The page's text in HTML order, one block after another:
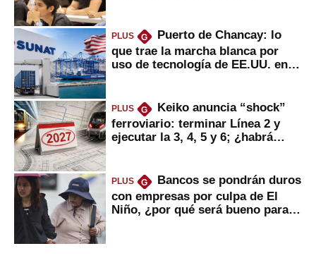
PLUS G
Puerto de Chancay: lo
que trae la marcha blanca por
uso de tecnología de EE.UU. en
PLUS G
Keiko anuncia “shock”
ferroviario: terminar Línea 2 y
ejecutar la 3, 4, 5 y 6; ¿habrá
PLUS G
Bancos se pondrán duros
con empresas por culpa de El
Niño, ¿por qué será bueno para